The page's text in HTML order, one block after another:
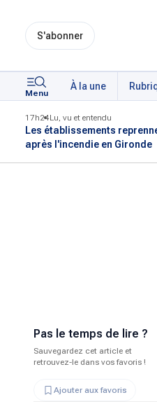
S'abonner
Menu
À la une
17h24Lu, vu et entendu
Les établissements
après l'incendie en Gironde
Pas le temps de lire ?
Sauvegardez cet article et
retrouvez-le dans vos favoris !
Ajouter aux favoris